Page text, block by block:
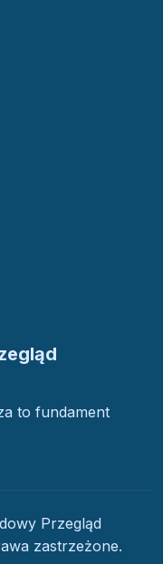
to fundament
Przegląd
zastrzeżone.